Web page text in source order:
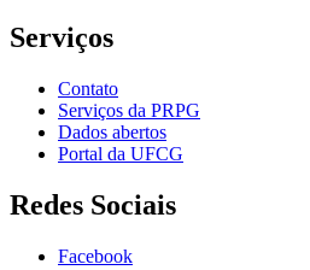
Serviços
Contato
Serviços da PRPG
Dados abertos
Portal da UFCG
Redes Sociais
Facebook